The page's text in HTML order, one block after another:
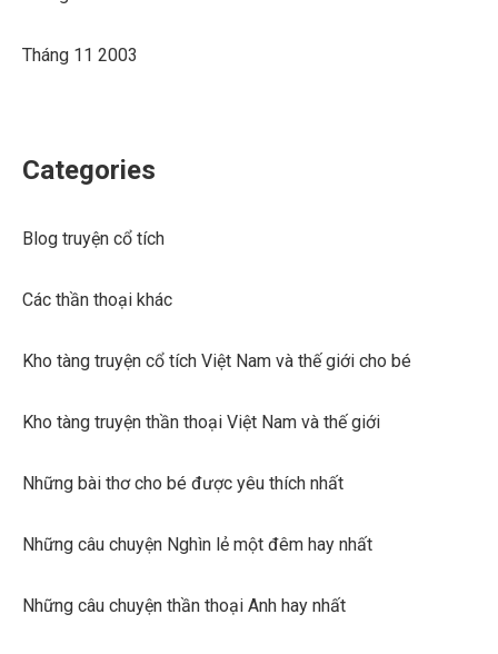
Tháng 11 2003
Categories
Blog truyện cổ tích
Các thần thoại khác
Kho tàng truyện cổ tích Việt Nam và thế giới cho bé
Kho tàng truyện thần thoại Việt Nam và thế giới
Những bài thơ cho bé được yêu thích nhất
Những câu chuyện Nghìn lẻ một đêm hay nhất
Những câu chuyện thần thoại Anh hay nhất